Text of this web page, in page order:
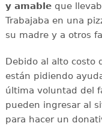
y amableque
Trabajaba en una
su madre y a otros
Debido al alto costo
están pidiendo
última voluntad del
pueden ingresar al
para hacer un